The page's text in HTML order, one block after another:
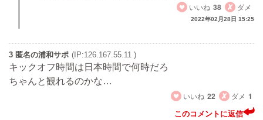
いいね 38 ダメ
2022年02月28日 15:25
3 匿名の浦和サポ (IP:126.167.55.11 )
キックオフ時間は日本時間で何時だろ
ちゃんと観れるのかな…
いいね 22 ダメ 1
このコメントに返信